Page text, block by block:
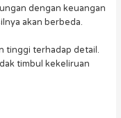
dengan keuangan
akan berbeda.
tinggi terhadap detail.
timbul kekeliruan